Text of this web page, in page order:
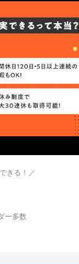
きる！／
ー多数